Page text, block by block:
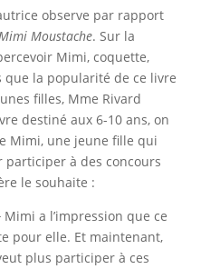
observe par rapport
Moustache. Sur la
Mimi, coquette,
que la popularité de ce livre
filles, Mme Rivard
destiné aux 6-10 ans, on
Mimi, une jeune fille qui
participer à des concours
le souhaite :
Mimi a l’impression que ce
pour elle. Et maintenant,
plus participer à ces